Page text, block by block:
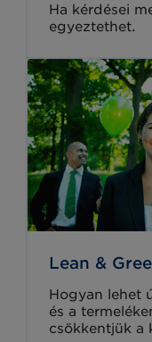
Ha kérdései
egyeztethet.
Lean &
Hogyan lehet
és a
csökkentjük a